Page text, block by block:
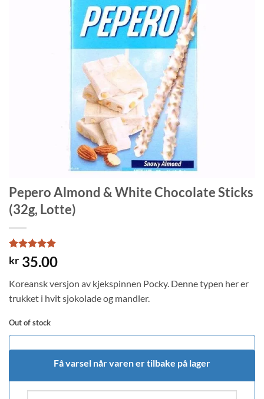
Pepero Almond & White Chocolate Sticks
(32g, Lotte)
Rated5
out of 5
1
customer
rating
kr 35.00
Koreansk versjon av kjekspinnen Pocky. Denne typen her er
trukket i hvit sjokolade og mandler.
Out of stock
Få varsel når varen er tilbake på lager